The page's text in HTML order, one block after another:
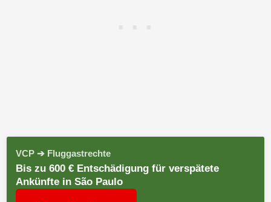
VCP ➔ Fluggastrechte
Bis zu 600 € Entschädigung für verspätete
Ankünfte in São Paulo